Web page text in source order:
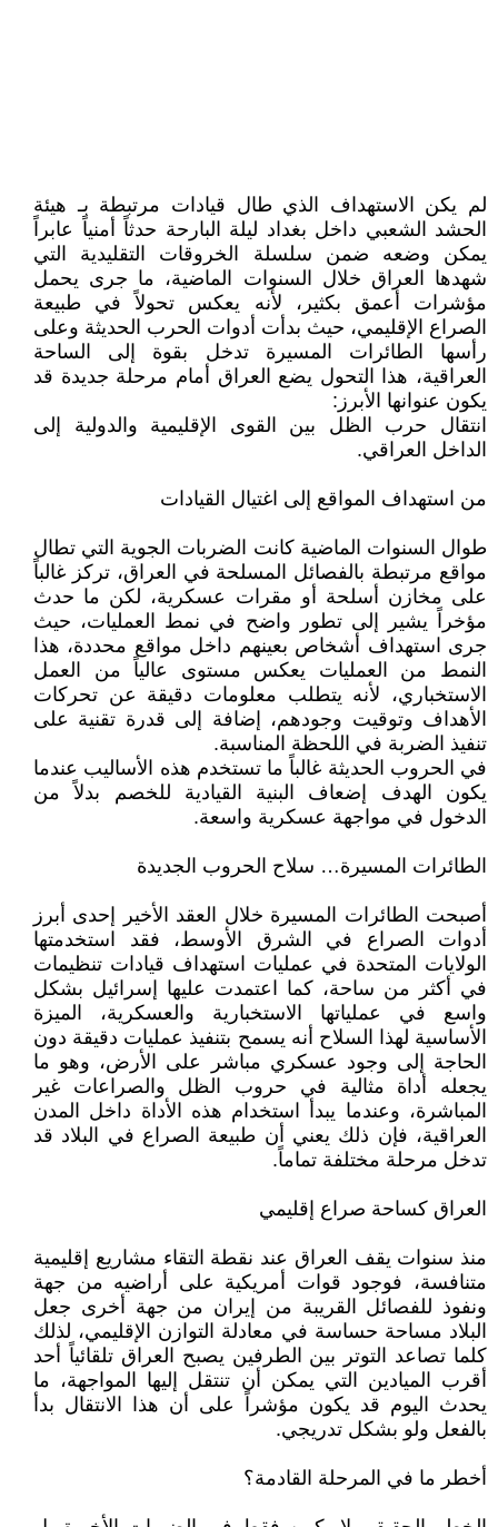
لم يكن الاستهداف الذي طال قيادات مرتبطة بـ هيئة
الحشد الشعبي داخل بغداد ليلة البارحة حدثاً أمنياً عابراً
يمكن وضعه ضمن سلسلة الخروقات التقليدية التي
شهدها العراق خلال السنوات الماضية، ما جرى يحمل
مؤشرات أعمق بكثير، لأنه يعكس تحولاً في طبيعة
الصراع الإقليمي، حيث بدأت أدوات الحرب الحديثة وعلى
رأسها الطائرات المسيرة تدخل بقوة إلى الساحة
العراقية، هذا التحول يضع العراق أمام مرحلة جديدة قد
يكون عنوانها الأبرز:
انتقال حرب الظل بين القوى الإقليمية والدولية إلى
الداخل العراقي.
من استهداف المواقع إلى اغتيال القيادات
طوال السنوات الماضية كانت الضربات الجوية التي تطال
مواقع مرتبطة بالفصائل المسلحة في العراق، تركز غالباً
على مخازن أسلحة أو مقرات عسكرية، لكن ما حدث
مؤخراً يشير إلى تطور واضح في نمط العمليات، حيث
جرى استهداف أشخاص بعينهم داخل مواقع محددة، هذا
النمط من العمليات يعكس مستوى عالياً من العمل
الاستخباري، لأنه يتطلب معلومات دقيقة عن تحركات
الأهداف وتوقيت وجودهم، إضافة إلى قدرة تقنية على
تنفيذ الضربة في اللحظة المناسبة.
في الحروب الحديثة غالباً ما تستخدم هذه الأساليب عندما
يكون الهدف إضعاف البنية القيادية للخصم بدلاً من
الدخول في مواجهة عسكرية واسعة.
الطائرات المسيرة… سلاح الحروب الجديدة
أصبحت الطائرات المسيرة خلال العقد الأخير إحدى أبرز
أدوات الصراع في الشرق الأوسط، فقد استخدمتها
الولايات المتحدة في عمليات استهداف قيادات تنظيمات
في أكثر من ساحة، كما اعتمدت عليها إسرائيل بشكل
واسع في عملياتها الاستخبارية والعسكرية، الميزة
الأساسية لهذا السلاح أنه يسمح بتنفيذ عمليات دقيقة دون
الحاجة إلى وجود عسكري مباشر على الأرض، وهو ما
يجعله أداة مثالية في حروب الظل والصراعات غير
المباشرة، وعندما يبدأ استخدام هذه الأداة داخل المدن
العراقية، فإن ذلك يعني أن طبيعة الصراع في البلاد قد
تدخل مرحلة مختلفة تماماً.
العراق كساحة صراع إقليمي
منذ سنوات يقف العراق عند نقطة التقاء مشاريع إقليمية
متنافسة، فوجود قوات أمريكية على أراضيه من جهة
ونفوذ للفصائل القريبة من إيران من جهة أخرى جعل
البلاد مساحة حساسة في معادلة التوازن الإقليمي، لذلك
كلما تصاعد التوتر بين الطرفين يصبح العراق تلقائياً أحد
أقرب الميادين التي يمكن أن تنتقل إليها المواجهة، ما
يحدث اليوم قد يكون مؤشراً على أن هذا الانتقال بدأ
بالفعل ولو بشكل تدريجي.
أخطر ما في المرحلة القادمة؟